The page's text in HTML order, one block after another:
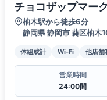
チョコザップマー
柚木駅から徒歩6分
静岡県 静岡市 葵区柚木
体組成計 Wi-Fi 他店舗
営業時間
24:00間